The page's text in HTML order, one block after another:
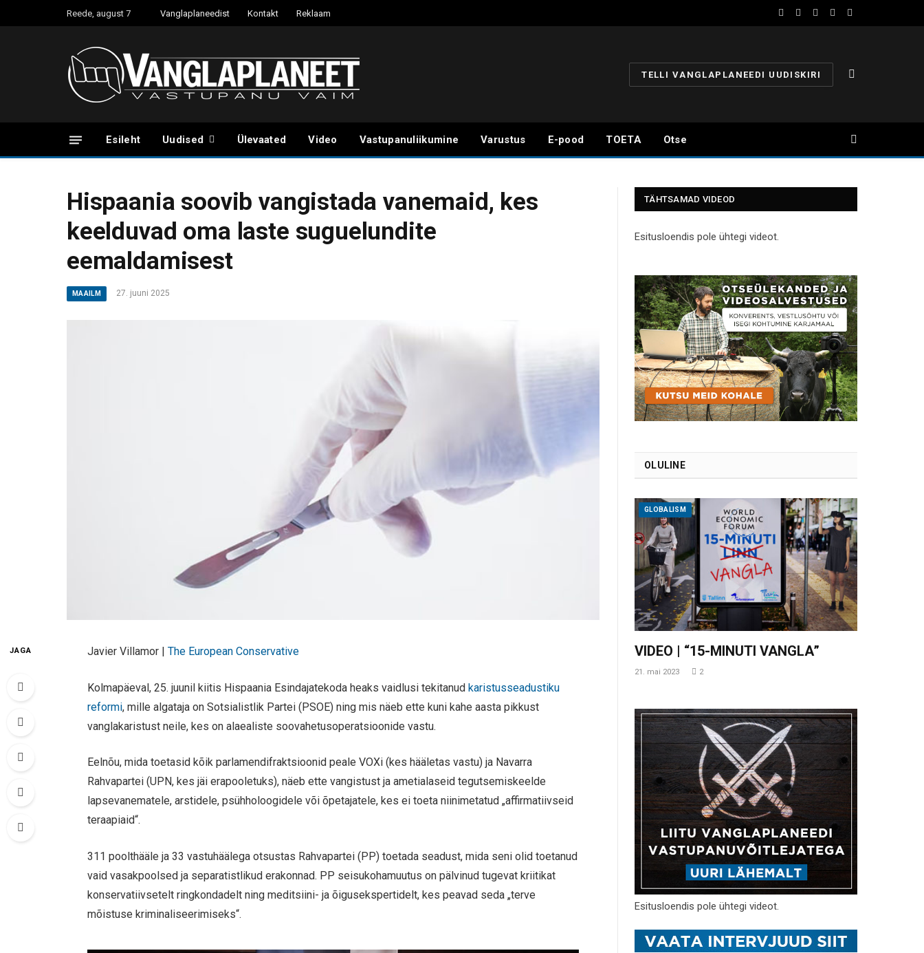
Reede, august 7 Vanglaplaneedist Kontakt Reklaam
Facebook
YouTube
Instagram
X
Telegram
TELLI VANGLAPLANEEDI UUDISKIRI
Esileht Uudised Ülevaated Video Vastupanuliikumine Varustus E-pood TOETA Otse
Hispaania soovib vangistada vanemaid, kes
keelduvad oma laste suguelundite
eemaldamisest
MAAILM 27. juuni 2025
JAGA Javier Villamor |The European Conservative
Kolmapäeval, 25. juunil kiitis Hispaania Esindajatekoda heaks vaidlusi tekitanudkaristusseadustiku
reformi, mille algataja on Sotsialistlik Partei (PSOE) ning mis näeb ette kuni kahe aasta pikkust
vanglakaristust neile, kes on alaealiste soovahetusoperatsioonide vastu.
Eelnõu, mida toetasid kõik parlamendifraktsioonid peale VOXi (kes hääletas vastu) ja Navarra
Rahvapartei (UPN, kes jäi erapooletuks), näeb ette vangistust ja ametialaseid tegutsemiskeelde
lapsevanematele, arstidele, psühholoogidele või õpetajatele, kes ei toeta niinimetatud „affirmatiivseid
teraapiaid“.
311 poolthääle ja 33 vastuhäälega otsustas Rahvapartei (PP) toetada seadust, mida seni olid toetanud
vaid vasakpoolsed ja separatistlikud erakonnad. PP seisukohamuutus on pälvinud tugevat kriitikat
konservatiivsetelt ringkondadelt ning meditsiini- ja õigusekspertidelt, kes peavad seda „terve
mõistuse kriminaliseerimiseks“.
TÄHTSAMAD VIDEOD
Esitusloendis pole ühtegi videot.
OLULINE
GLOBALISM
VIDEO | “15-MINUTI VANGLA”
21. mai 2023 2
Esitusloendis pole ühtegi videot.